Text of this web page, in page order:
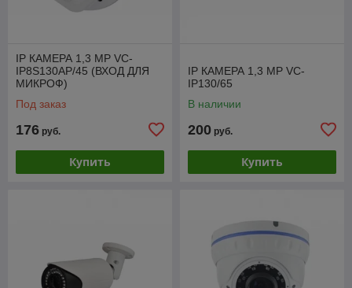
IP КАМЕРА 1,3 МР VC-
IP8S130AP/45 (ВХОД ДЛЯ
МИКРОФ)
Под заказ
176 руб.
Купить
IP КАМЕРА 1,3 МР VC-
IP130/65
В наличии
200 руб.
Купить